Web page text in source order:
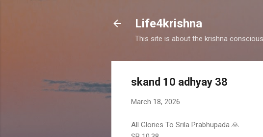
Life4krishna
This site is about the krishna
skand 10 adhyay 38
March 18, 2026
All Glories To Srila Prabhupada 🙏